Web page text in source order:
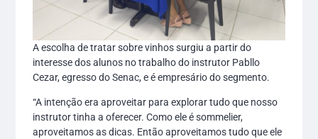
A escolha de tratar sobre vinhos surgiu a partir do
interesse dos alunos no trabalho do instrutor Pabllo
Cezar, egresso do Senac, e é empresário do segmento.
“A intenção era aproveitar para explorar tudo que nosso
instrutor tinha a oferecer. Como ele é sommelier,
aproveitamos as dicas. Então aproveitamos tudo que ele